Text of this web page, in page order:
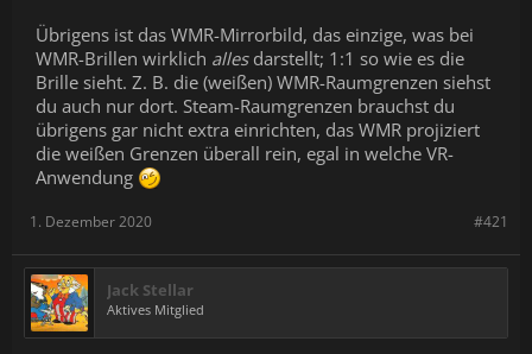
Übrigens ist das WMR-Mirrorbild, das einzige, was bei
WMR-Brillen wirklich allesdarstellt; 1:1 so wie es die
Brille sieht. Z. B. die (weißen) WMR-Raumgrenzen siehst
du auch nur dort. Steam-Raumgrenzen brauchst du
übrigens gar nicht extra einrichten, das WMR projiziert
die weißen Grenzen überall rein, egal in welche VR-
Anwendung
#421
1. Dezember 2020
Jack Stellar
Aktives Mitglied